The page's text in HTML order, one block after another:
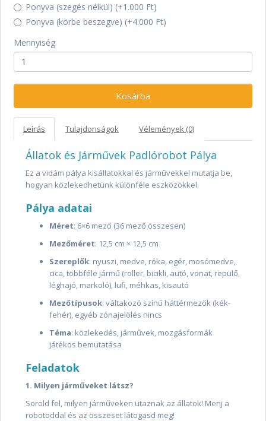
Ponyva (szegés nélkül) (+1.000 Ft)
Ponyva (körbe beszegve) (+4.000 Ft)
Mennyiség
Kosárba
Leírás Tulajdonságok Vélemények (0)
Állatok és Járművek Padlórobot Pálya
Ez a vidám pálya kisállatokkal és járművekkel mutatja be,
hogyan közlekedhetünk különféle eszközökkel.
Pálya adatai
Méret: 6×6 mező (36 mező összesen)
Mezőméret: 12,5 cm × 12,5 cm
Szereplők: nyuszi, medve, róka, egér, mosómedve,
cica, többféle jármű (roller, bicikli, autó, vonat, repülő,
léghajó, markoló), lufi, méhkas, kisautó
Mezőtípusok: váltakozó színű háttérmezők (kék-
fehér), egyéb zónajelölés nincs
Téma: közlekedés, járművek, mozgásformák
játékos bemutatása
Feladatok
1. Milyen járműveket látsz?
Sorold fel, milyen járműveken utaznak az állatok! Menj a
robotoddal és az összeset látogasd meg!